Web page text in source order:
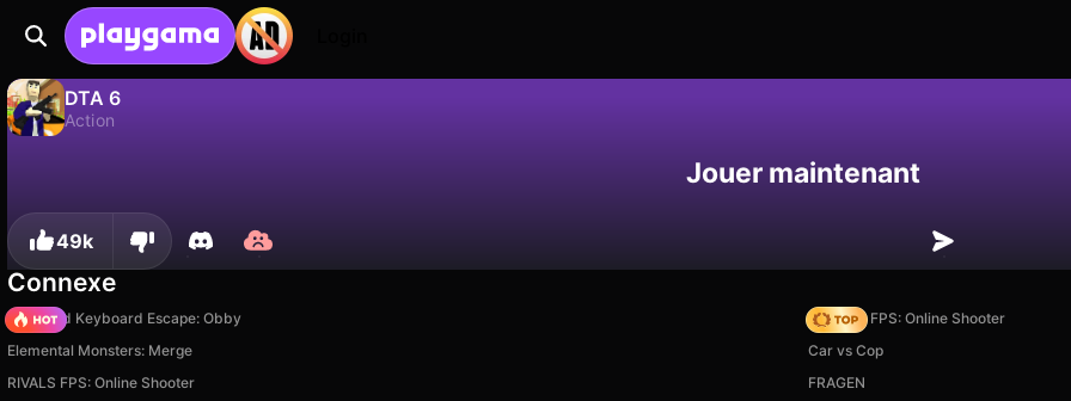
DTA 6
Action
Jouer maintenant
49k
Connexe
+1 Speed Keyboard Escape: Obby
Hazmob FPS: Online Shooter
Elemental Monsters: Merge
Car vs Cop
RIVALS FPS: Online Shooter
FRAGEN